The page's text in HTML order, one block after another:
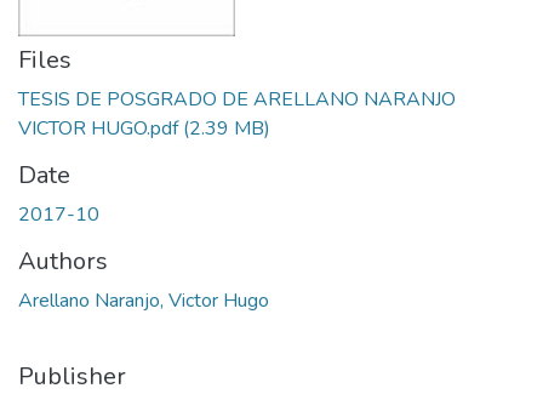
Files
TESIS DE POSGRADO DE ARELLANO NARANJO
VICTOR HUGO.pdf(2.39 MB)
Date
2017-10
Authors
Arellano Naranjo, Victor Hugo
Publisher